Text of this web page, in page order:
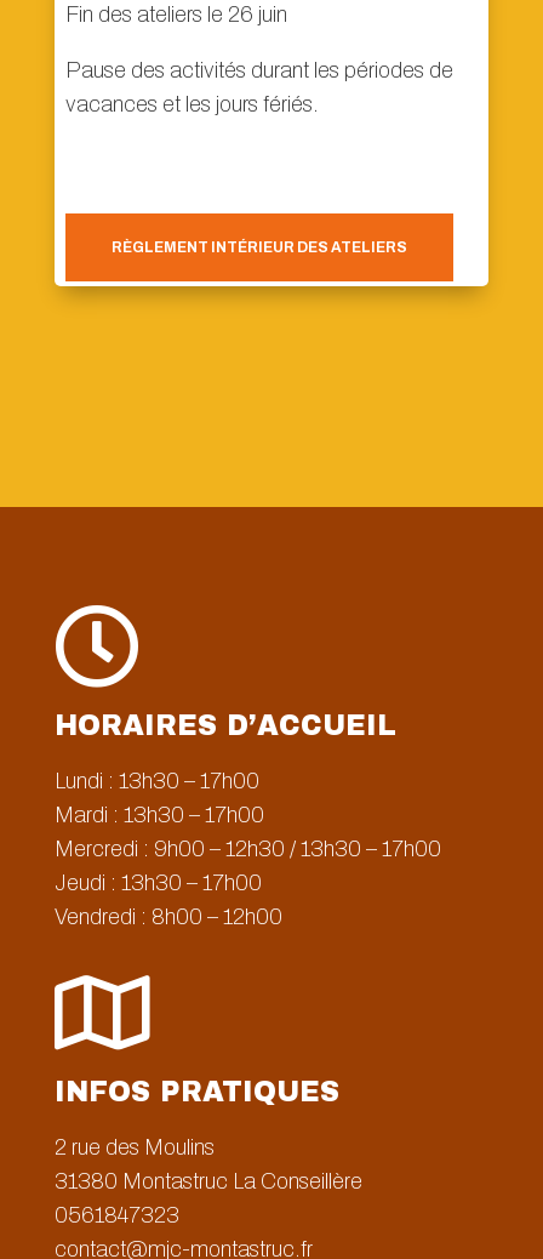
Fin des ateliers le 26 juin
Pause des activités durant les périodes de
vacances et les jours fériés.
RÈGLEMENT INTÉRIEUR DES ATELIERS

HORAIRES D’ACCUEIL
Lundi : 13h30 – 17h00
Mardi : 13h30 – 17h00
Mercredi : 9h00 – 12h30 / 13h30 – 17h00
Jeudi : 13h30 – 17h00
Vendredi : 8h00 – 12h00

INFOS PRATIQUES
2 rue des Moulins
31380 Montastruc La Conseillère
0561847323
contact@mjc-montastruc.fr